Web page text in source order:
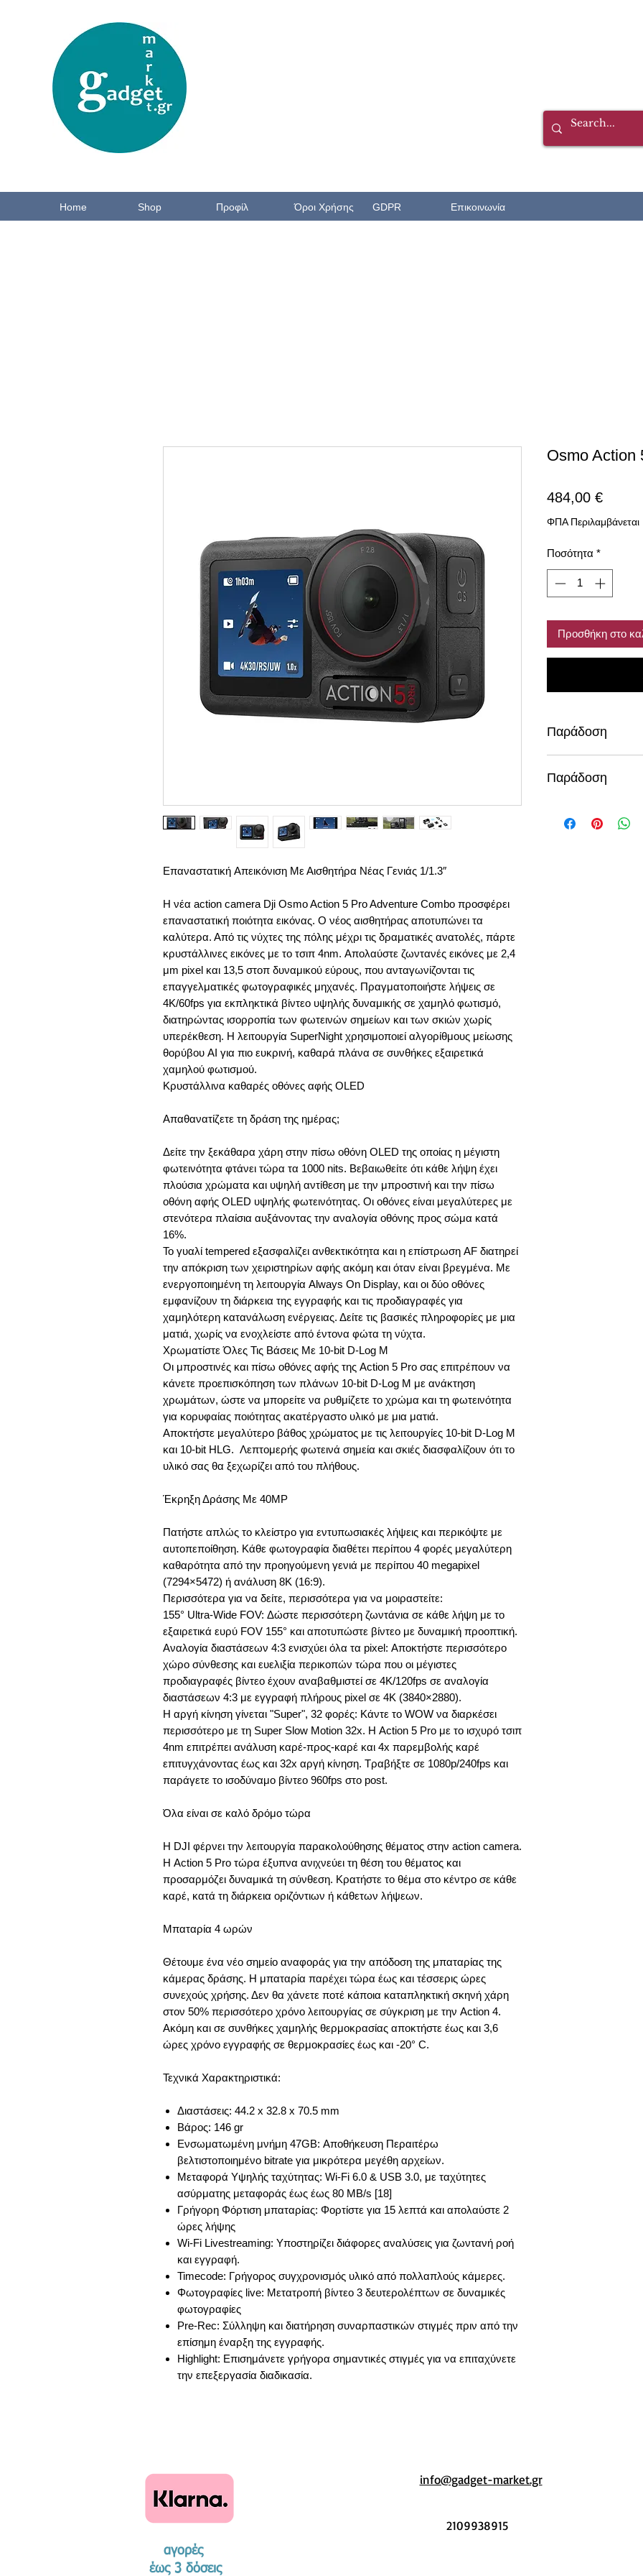
Home Shop Προφίλ Όροι Χρήσης GDPR Επικοινωνία
Eπαναστατική Aπεικόνιση Με Αισθητήρα Νέας Γενιάς 1/1.3″
Η νέα action camera Dji Osmo Action 5 Pro Adventure Combo προσφέρει
επαναστατική ποιότητα εικόνας. Ο νέος αισθητήρας αποτυπώνει τα
καλύτερα. Από τις νύχτες της πόλης μέχρι τις δραματικές ανατολές, πάρτε
κρυστάλλινες εικόνες με το τσιπ 4nm. Απολαύστε ζωντανές εικόνες με 2,4
μm pixel και 13,5 στοπ δυναμικού εύρους, που ανταγωνίζονται τις
επαγγελματικές φωτογραφικές μηχανές. Πραγματοποιήστε λήψεις σε
4K/60fps για εκπληκτικά βίντεο υψηλής δυναμικής σε χαμηλό φωτισμό,
διατηρώντας ισορροπία των φωτεινών σημείων και των σκιών χωρίς
υπερέκθεση. Η λειτουργία SuperNight χρησιμοποιεί αλγορίθμους μείωσης
θορύβου AI για πιο ευκρινή, καθαρά πλάνα σε συνθήκες εξαιρετικά
χαμηλού φωτισμού.
Κρυστάλλινα καθαρές οθόνες αφής OLED
Απαθανατίζετε τη δράση της ημέρας;
Δείτε την ξεκάθαρα χάρη στην πίσω οθόνη OLED της οποίας η μέγιστη
φωτεινότητα φτάνει τώρα τα 1000 nits. Βεβαιωθείτε ότι κάθε λήψη έχει
πλούσια χρώματα και υψηλή αντίθεση με την μπροστινή και την πίσω
οθόνη αφής OLED υψηλής φωτεινότητας. Οι οθόνες είναι μεγαλύτερες με
στενότερα πλαίσια αυξάνοντας την αναλογία οθόνης προς σώμα κατά
16%.
Το γυαλί tempered εξασφαλίζει ανθεκτικότητα και η επίστρωση AF διατηρεί
την απόκριση των χειριστηρίων αφής ακόμη και όταν είναι βρεγμένα. Με
ενεργοποιημένη τη λειτουργία Always On Display, και οι δύο οθόνες
εμφανίζουν τη διάρκεια της εγγραφής και τις προδιαγραφές για
χαμηλότερη κατανάλωση ενέργειας. Δείτε τις βασικές πληροφορίες με μια
ματιά, χωρίς να ενοχλείστε από έντονα φώτα τη νύχτα.
Χρωματίστε Όλες Τις Βάσεις Με 10-bit D-Log M
Οι μπροστινές και πίσω οθόνες αφής της Action 5 Pro σας επιτρέπουν να
κάνετε προεπισκόπηση των πλάνων 10-bit D-Log M με ανάκτηση
χρωμάτων, ώστε να μπορείτε να ρυθμίζετε το χρώμα και τη φωτεινότητα
για κορυφαίας ποιότητας ακατέργαστο υλικό με μια ματιά.
Αποκτήστε μεγαλύτερο βάθος χρώματος με τις λειτουργίες 10-bit D-Log M
και 10-bit HLG. Λεπτομερής φωτεινά σημεία και σκιές διασφαλίζουν ότι το
υλικό σας θα ξεχωρίζει από του πλήθους.
Έκρηξη Δράσης Με 40MP
Πατήστε απλώς το κλείστρο για εντυπωσιακές λήψεις και περικόψτε με
αυτοπεποίθηση. Κάθε φωτογραφία διαθέτει περίπου 4 φορές μεγαλύτερη
καθαρότητα από την προηγούμενη γενιά με περίπου 40 megapixel
(7294×5472) ή ανάλυση 8K (16:9).
Περισσότερα για να δείτε, περισσότερα για να μοιραστείτε:
155° Ultra-Wide FOV: Δώστε περισσότερη ζωντάνια σε κάθε λήψη με το
εξαιρετικά ευρύ FOV 155° και αποτυπώστε βίντεο με δυναμική προοπτική.
Αναλογία διαστάσεων 4:3 ενισχύει όλα τα pixel: Αποκτήστε περισσότερο
χώρο σύνθεσης και ευελιξία περικοπών τώρα που οι μέγιστες
προδιαγραφές βίντεο έχουν αναβαθμιστεί σε 4K/120fps σε αναλογία
διαστάσεων 4:3 με εγγραφή πλήρους pixel σε 4K (3840×2880).
Η αργή κίνηση γίνεται "Super", 32 φορές: Κάντε το WOW να διαρκέσει
περισσότερο με τη Super Slow Motion 32x. Η Action 5 Pro με το ισχυρό τσιπ
4nm επιτρέπει ανάλυση καρέ-προς-καρέ και 4x παρεμβολής καρέ
επιτυγχάνοντας έως και 32x αργή κίνηση. Τραβήξτε σε 1080p/240fps και
παράγετε το ισοδύναμο βίντεο 960fps στο post.
Όλα είναι σε καλό δρόμο τώρα
Η DJI φέρνει την λειτουργία παρακολούθησης θέματος στην action camera.
Η Action 5 Pro τώρα έξυπνα ανιχνεύει τη θέση του θέματος και
προσαρμόζει δυναμικά τη σύνθεση. Κρατήστε το θέμα στο κέντρο σε κάθε
καρέ, κατά τη διάρκεια οριζόντιων ή κάθετων λήψεων.
Μπαταρία 4 ωρών
Θέτουμε ένα νέο σημείο αναφοράς για την απόδοση της μπαταρίας της
κάμερας δράσης. Η μπαταρία παρέχει τώρα έως και τέσσερις ώρες
συνεχούς χρήσης. Δεν θα χάνετε ποτέ κάποια καταπληκτική σκηνή χάρη
στον 50% περισσότερο χρόνο λειτουργίας σε σύγκριση με την Action 4.
Ακόμη και σε συνθήκες χαμηλής θερμοκρασίας αποκτήστε έως και 3,6
ώρες χρόνο εγγραφής σε θερμοκρασίες έως και -20° C.
Τεχνικά Χαρακτηριστικά:
Διαστάσεις: 44.2 x 32.8 x 70.5 mm
Βάρος: 146 gr
Ενσωματωμένη μνήμη 47GB: Αποθήκευση Περαιτέρω
βελτιστοποιημένο bitrate για μικρότερα μεγέθη αρχείων.
Μεταφορά Υψηλής ταχύτητας: Wi-Fi 6.0 & USB 3.0, με ταχύτητες
ασύρματης μεταφοράς έως έως 80 MB/s [18]
Γρήγορη Φόρτιση μπαταρίας: Φορτίστε για 15 λεπτά και απολαύστε 2
ώρες λήψης
Wi-Fi Livestreaming: Υποστηρίζει διάφορες αναλύσεις για ζωντανή ροή
και εγγραφή.
Timecode: Γρήγορος συγχρονισμός υλικό από πολλαπλούς κάμερες.
Φωτογραφίες live: Μετατροπή βίντεο 3 δευτερολέπτων σε δυναμικές
φωτογραφίες
Pre-Rec: Σύλληψη και διατήρηση συναρπαστικών στιγμές πριν από την
επίσημη έναρξη της εγγραφής.
Highlight: Επισημάνετε γρήγορα σημαντικές στιγμές για να επιταχύνετε
την επεξεργασία διαδικασία.
Osmo Action
484,00 €Τιμή
ΦΠΑ Περιλαμβάνεται
Ποσότητα *
Προσθήκη στο
Παράδοση
Παράδοση
αγορές
​έως 3 δόσεις
info@gadget-market.gr
2109938915